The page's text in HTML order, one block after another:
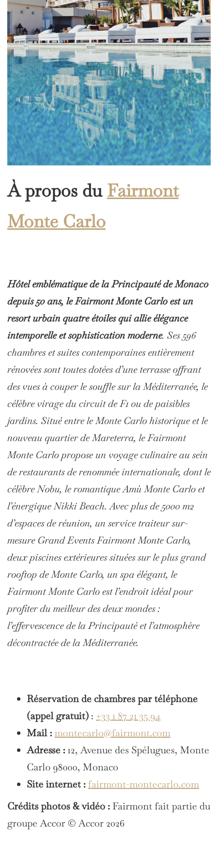
À propos du Fairmont
Monte Carlo
Hôtel emblématique de la Principauté de Monaco
depuis 50 ans, le Fairmont Monte Carlo est un
resort urbain quatre étoiles qui allie élégance
intemporelle et sophistication moderne. Ses 596
chambres et suites contemporaines entièrement
rénovées sont toutes dotées d’une terrasse offrant
des vues à couper le souffle sur la Méditerranée, le
célèbre virage du circuit de F1 ou de paisibles
jardins. Situé entre le Monte Carlo historique et le
nouveau quartier de Mareterra, le Fairmont
Monte Carlo propose un voyage culinaire au sein
de restaurants de renommée internationale, dont le
célèbre Nobu, le romantique Amù Monte Carlo et
l’énergique Nikki Beach. Avec plus de 5000 m2
d’espaces de réunion, un service traiteur sur-
mesure Grand Events Fairmont Monte Carlo,
deux piscines extérieures situées sur le plus grand
rooftop de Monte Carlo, un spa élégant, le
Fairmont Monte Carlo est l’endroit idéal pour
profiter du meilleur des deux mondes :
l’effervescence de la Principauté et l’atmosphère
décontractée de la Méditerranée.
Réservation de chambres par téléphone
(appel gratuit) : +33 1 87 21 35 94
Mail :montecarlo@fairmont.com
Adresse :12, Avenue des Spélugues, Monte
Carlo 98000, Monaco
Site internet :fairmont-montecarlo.com
Crédits photos & vidéo : Fairmont fait partie du
groupe Accor © Accor 2026